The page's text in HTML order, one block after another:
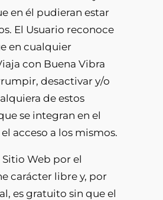
en él pudieran estar
El Usuario reconoce
en cualquier
con Buena Vibra
desactivar y/o
de estos
se integran en el
acceso a los mismos.
Sitio Web por el
carácter libre y, por
es gratuito sin que el